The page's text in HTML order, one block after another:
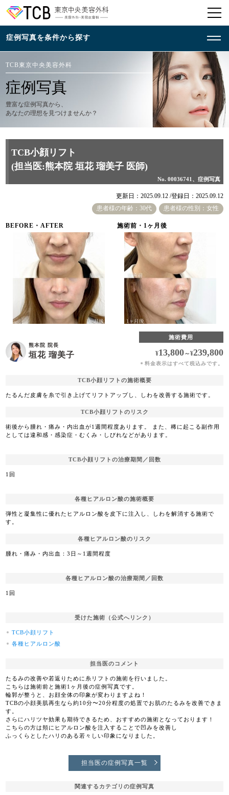
TCB東京中央美容外科
症例写真
豊富な症例写真から、
あなたの理想を見つけませんか？
TCB小顔リフト
(担当医:熊本院 垣花 瑠美子 医師)
No. 00036741、症例写真
患者様の年齢：30代 患者様の性別：女性
更新日：2025.09.12 /登録日：2025.09.12
BEFORE・AFTER 施術前・1ヶ月後
熊本院 院長
垣花 瑠美子
施術費用
¥13,800～¥239,800
＊ 料金表示はすべて税込みです。
TCB小顔リフトの施術概要
たるんだ皮膚を糸で引き上げてリフトアップし、しわを改善する施術です。
TCB小顔リフトのリスク
術後から腫れ・痛み・内出血が1週間程度あります。 また、稀に起こる副作用
としては違和感・感染症・むくみ・しびれなどがあります。
TCB小顔リフトの治療期間／回数
1回
各種ヒアルロン酸の施術概要
弾性と凝集性に優れたヒアルロン酸を皮下に注入し、しわを解消する施術で
す。
各種ヒアルロン酸のリスク
腫れ・痛み・内出血：3日～1週間程度
各種ヒアルロン酸の治療期間／回数
1回
受けた施術（公式へリンク）
TCB小顔リフト
各種ヒアルロン酸
担当医のコメント
たるみの改善や若返りために糸リフトの施術を行いました。
こちらは施術前と施術1ヶ月後の症例写真です。
輪郭が整うと、お顔全体の印象が変わりますよね！
TCBの小顔美肌再生なら約10分〜20分程度の処置でお肌のたるみを改善できま
す。
さらにハリツヤ効果も期待できるため、おすすめの施術となっております！
こちらの方は頬にヒアルロン酸を注入することで凹みを改善し
ふっくらとしたハリのある若々しい印象になりました。
担当医の症例写真一覧
関連するカテゴリの症例写真